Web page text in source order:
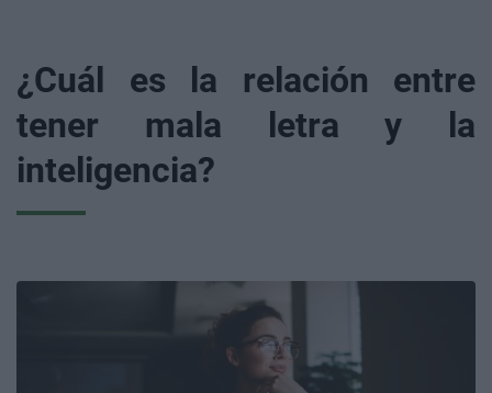
¿Cuál es la relación entre
tener mala letra y la
inteligencia?